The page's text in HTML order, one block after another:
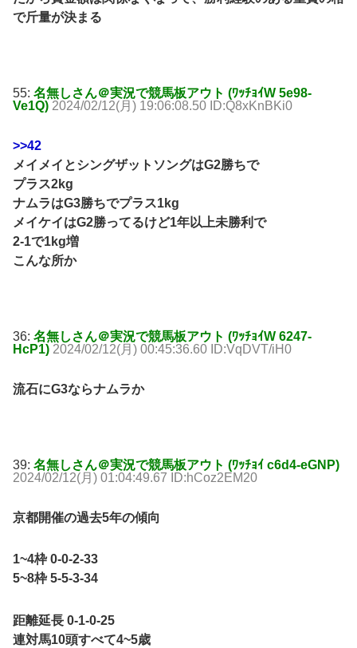
で斤量が決まる
55: 名無しさん＠実況で競馬板アウト (ﾜｯﾁｮｲW 5e98-
Ve1Q) 2024/02/12(月) 19:06:08.50 ID:Q8xKnBKi0
>>42
メイメイとシングザットソングはG2勝ちで
プラス2kg
ナムラはG3勝ちでプラス1kg
メイケイはG2勝ってるけど1年以上未勝利で
2-1で1kg増
こんな所か
36: 名無しさん＠実況で競馬板アウト (ﾜｯﾁｮｲW 6247-
HcP1) 2024/02/12(月) 00:45:36.60 ID:VqDVT/iH0
流石にG3ならナムラか
39: 名無しさん＠実況で競馬板アウト (ﾜｯﾁｮｲ c6d4-eGNP)
2024/02/12(月) 01:04:49.67 ID:hCoz2EM20
京都開催の過去5年の傾向
1~4枠 0-0-2-33
5~8枠 5-5-3-34
距離延長 0-1-0-25
連対馬10頭すべて4~5歳